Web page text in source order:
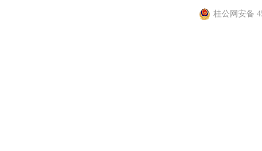
桂公网安备